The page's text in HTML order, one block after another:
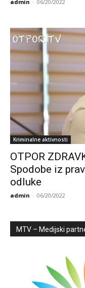
admin - 06/20/2022
Kriminalne aktivnosti
OTPOR
Spodobe iz
odluke
admin - 06/20/2022
MTV – Medijski